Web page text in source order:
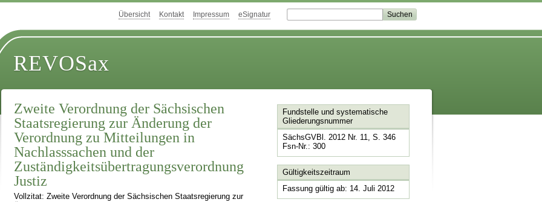
Übersicht Kontakt Impressum eSignatur
REVOSax
Zweite Verordnung der Sächsischen
Staatsregierung zur Änderung der
Verordnung zu Mitteilungen in
Nachlasssachen und der
Zuständigkeitsübertragungsverordnung
Justiz
Vollzitat: Zweite Verordnung der Sächsischen Staatsregierung zur
Fundstelle und systematische
Gliederungsnummer
SächsGVBl. 2012 Nr. 11, S. 346
Fsn-Nr.: 300
Gültigkeitszeitraum
Fassung gültig ab: 14. Juli 2012